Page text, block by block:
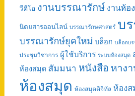
วีดีโอ งานบรรณารักษ์ งานห้อ
นิตยสารออนไลน์ บรรณารักษศาสตร์ บ
บรรณารักษ์ยุคใหม่ บล็อก บล็อกบ
ประชุมวิชาการ ผู้ใช้บริการ ระบบห้องสมุด
ห้องสมุด สัมมนา หนังสือ หาง
ห้องสมุด ห้องสมุดดิจิทัล ห้อง